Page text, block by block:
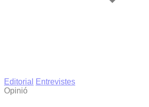
Editorial
Entrevistes
Opinió